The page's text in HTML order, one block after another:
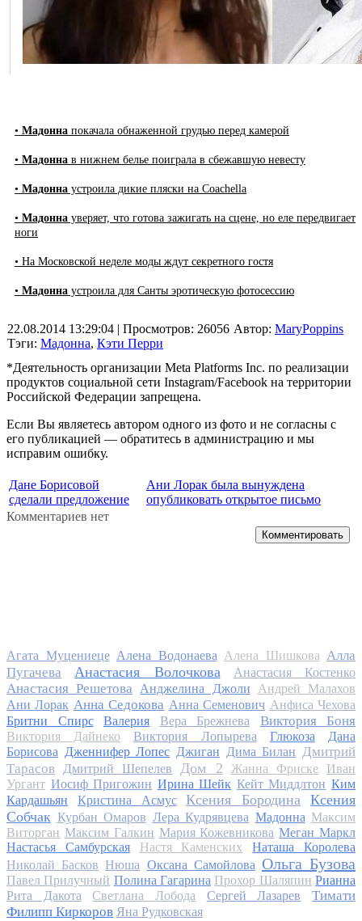
• Мадонна покачала обнаженной грудью перед камерой
• Мадонна в нижнем белье поиграла в сбежавшую невесту
• Мадонна устроила дикие пляски на Coachella
• Мадонна уверяет, что готова зажигать на сцене, но еле передвигает
ноги
• На Московской неделе моды ждут секретного гостя
• Мадонна устроила для Санты эротическую фотосессию
22.08.2014 13:29:04 | Просмотров: 26056
Тэги: Мадонна, Кэти Перри
Автор: MaryPoppins
*Деятельность организации Meta Platforms Inc. по реализации
продуктов социальной сети Instagram/Facebook на территории
Российской Федерации запрещена.
Если Вы являетесь автором одного из фото и не согласны с
его публикацией — обратитесь в администрацию и мы
исправим ошибку.
Дане Борисовой
сделали предложение
Ани Лорак была вынуждена
опубликовать открытое письмо
Комментариев нет
Комментировать
Агата Муцениеце Алена Водонаева Алена Шишкова Алла
Пугачева
Анастасия Волочкова Анастасия Костенко
Анастасия Решетова Анджелина Джоли
Андрей Малахов
Ани Лорак Анна Седокова Анна Семенович Анфиса Чехова
Бритни Спирс
Валерия Вера Брежнева Виктория Боня
Виктория Дайнеко Виктория Лопырева Глюкоза
Дана
Борисова Дженнифер Лопес Джиган Дима Билан Дмитрий
Тарасов
Дмитрий Шепелев Дом 2 Жанна Фриске
Иван
Ургант Иосиф Пригожин Ирина Шейк Кейт Миддлтон Ким
Кардашьян
Кристина Асмус Ксения Бородина
Ксения
Собчак Курбан Омаров Лера Кудрявцева Мадонна Максим
Виторган Максим Галкин Мария Кожевникова Меган Маркл
Настасья Самбурская
Настя Каменских
Наташа Королева
Николай Басков Нюша Оксана Самойлова Ольга Бузова
Павел Прилучный Полина Гагарина Прохор Шаляпин Рианна
Рита Дакота
Светлана Лобода Сергей Лазарев
Тимати
Филипп Киркоров Яна Рудковская